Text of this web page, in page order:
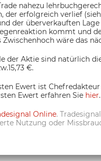
nahezu
der erfolgreich verlief
der überverkauften
kommt und
wäre das
der Aktie sind natürlich
€.
Ewert ist
Ewert erfahren Sie hier.
Online. Tradesignal
Nutzung oder